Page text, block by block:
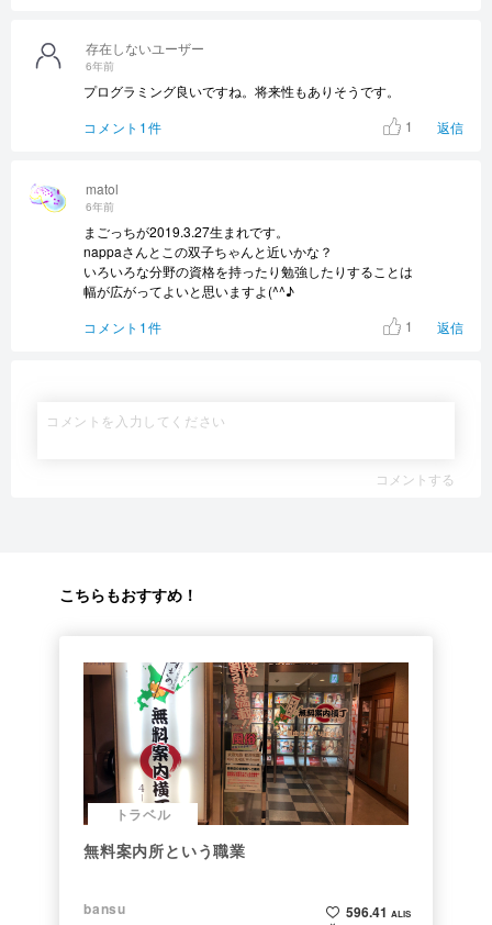
matol
6年前
まごっちが2019.3.27生まれです。
nappaさんとこの双子ちゃんと近いかな？
いろいろな分野の資格を持ったり勉強したりすることは
幅が広がってよいと思いますよ(^^♪
コメント1件
1 返信
存在しないユーザー
6年前
プログラミング良いですね。将来性もありそうです。
コメント1件
1 返信
コメントする
こちらもおすすめ！
トラベル
無料案内所という職業
bansu
596.41 ALIS